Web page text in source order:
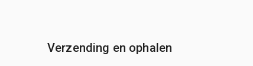
Verzending en ophalen